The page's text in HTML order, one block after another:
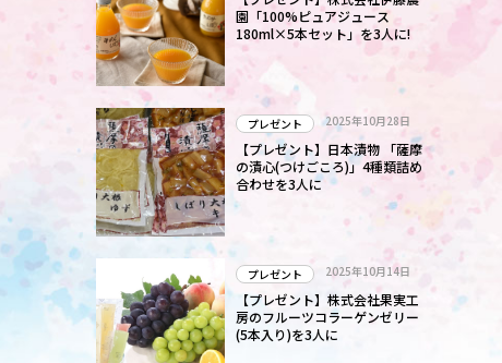
園「100%ピュアジュース
180ml×5本セット」を3人に!
プレゼント 2025年10月28日
【プレゼント】日本漬物 「薩摩
の漬心(つけごころ)」4種類詰め
合わせを3人に
プレゼント 2025年10月14日
【プレゼント】株式会社果実工
房のフルーツコラーゲンゼリー
(5本入り)を3人に